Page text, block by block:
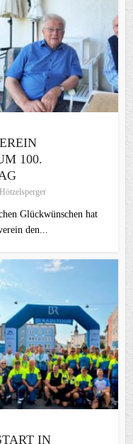
100.
Glückwünschen hat
den...
IN